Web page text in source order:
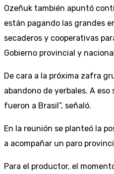
Ozeñuk también apuntó
están pagando las grandes
secaderos y cooperativas
Gobierno provincial y
De cara a la próxima zafra
abandono de yerbales. A
fueron a Brasil”, señaló.
En la reunión se planteó la
a acompañar un paro
Para el productor, el